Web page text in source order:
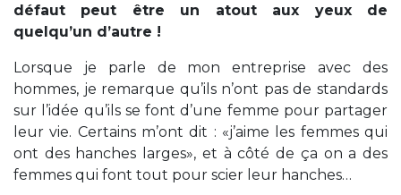
défaut peut être un atout aux yeux de
quelqu’un d’autre !
Lorsque je parle de mon entreprise avec des
hommes, je remarque qu’ils n’ont pas de standards
sur l’idée qu’ils se font d’une femme pour partager
leur vie. Certains m’ont dit : «j’aime les femmes qui
ont des hanches larges», et à côté de ça on a des
femmes qui font tout pour scier leur hanches…